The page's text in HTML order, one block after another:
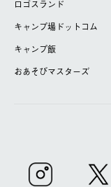
ロゴスランド
キャンプ場ドットコム
キャンプ飯
おあそびマスターズ